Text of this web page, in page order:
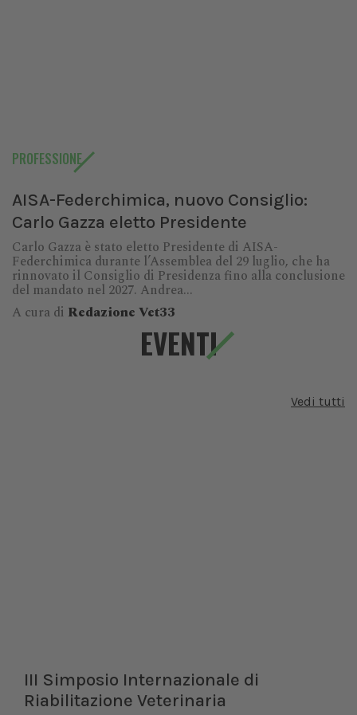
PROFESSIONE
AISA-Federchimica, nuovo Consiglio:
Carlo Gazza eletto Presidente
Carlo Gazza è stato eletto Presidente di AISA-
Federchimica durante l’Assemblea del 29 luglio, che ha
rinnovato il Consiglio di Presidenza fino alla conclusione
del mandato nel 2027. Andrea...
A cura di Redazione Vet33
EVENTI
Vedi tutti
III Simposio Internazionale di
Riabilitazione Veterinaria